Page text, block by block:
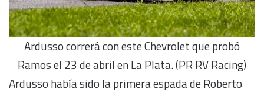
Ardusso correrá con este Chevrolet que probó
Ramos el 23 de abril en La Plata. (PR RV Racing)
Ardusso había sido la primera espada de Roberto